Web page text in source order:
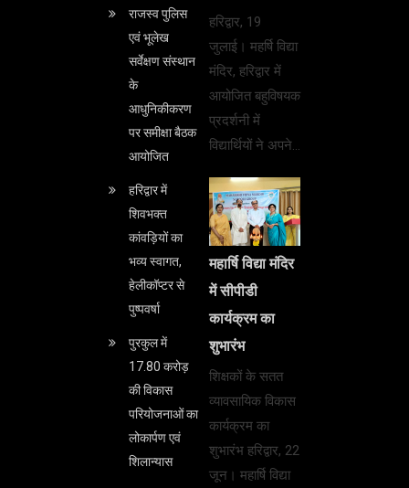
राजस्व पुलिस
एवं भूलेख
सर्वेक्षण संस्थान
के
आधुनिकीकरण
पर समीक्षा बैठक
आयोजित
हरिद्वार में
शिवभक्त
कांवड़ियों का
भव्य स्वागत,
हेलीकॉप्टर से
पुष्पवर्षा
पुरकुल में
17.80 करोड़
की विकास
परियोजनाओं का
लोकार्पण एवं
शिलान्यास
हरिद्वार, 19
जुलाई। महर्षि विद्या
मंदिर, हरिद्वार में
आयोजित बहुविषयक
प्रदर्शनी में
विद्यार्थियों ने अपने…
महार्षि विद्या मंदिर
में सीपीडी
कार्यक्रम का
शुभारंभ
शिक्षकों के सतत
व्यावसायिक विकास
कार्यक्रम का
शुभारंभ हरिद्वार, 22
जून। महार्षि विद्या